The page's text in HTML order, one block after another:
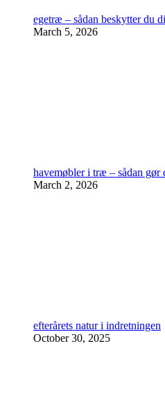
egetræ – sådan beskytter du
March 5, 2026
havemøbler i træ – sådan gør
March 2, 2026
efterårets natur i indretningen
October 30, 2025